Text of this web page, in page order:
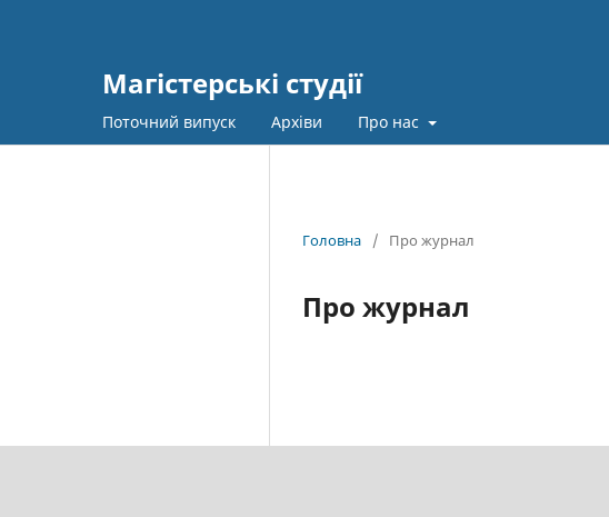
Магістерські студії
Поточний випуск Архіви Про нас
Головна / Про журнал
Про журнал